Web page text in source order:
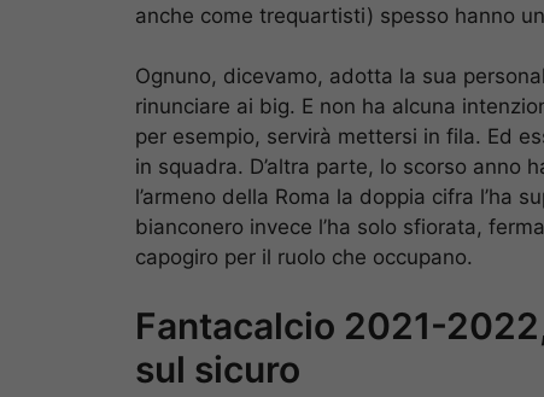
anche come trequartisti) spesso hanno
Ognuno, dicevamo, adotta la sua
rinunciare ai big. E non ha alcuna
per esempio, servirà mettersi in fila. Ed
in squadra. D’altra parte, lo scorso anno
l’armeno della Roma la doppia cifra l’ha
bianconero invece l’ha solo sfiorata,
capogiro per il ruolo che occupano.
Fantacalcio 2021-
sul sicuro